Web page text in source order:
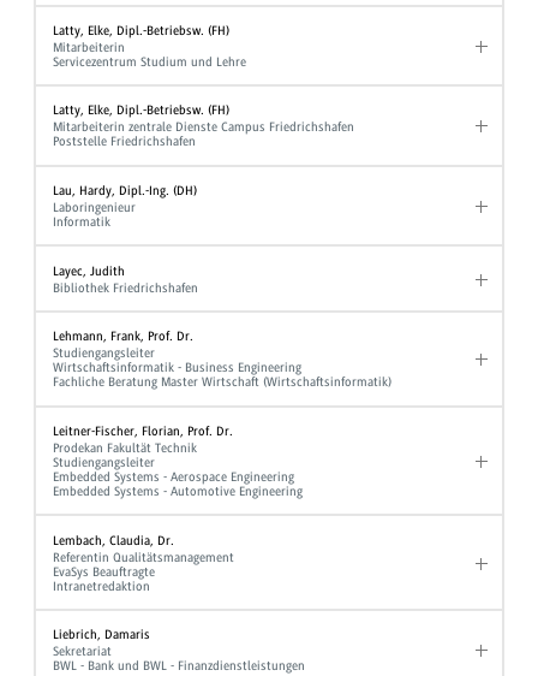
Latty, Elke, Dipl.-Betriebsw. (FH)
Mitarbeiterin
Servicezentrum Studium und Lehre
Latty, Elke, Dipl.-Betriebsw. (FH)
Mitarbeiterin zentrale Dienste Campus Friedrichshafen
Poststelle Friedrichshafen
Lau, Hardy, Dipl.-Ing. (DH)
Laboringenieur
Informatik
Layec, Judith
Bibliothek Friedrichshafen
Lehmann, Frank, Prof. Dr.
Studiengangsleiter
Wirtschaftsinformatik - Business Engineering
Fachliche Beratung Master Wirtschaft (Wirtschaftsinformatik)
Leitner-Fischer, Florian, Prof. Dr.
Prodekan Fakultät Technik
Studiengangsleiter
Embedded Systems - Aerospace Engineering
Embedded Systems - Automotive Engineering
Lembach, Claudia, Dr.
Referentin Qualitätsmanagement
EvaSys Beauftragte
Intranetredaktion
Liebrich, Damaris
Sekretariat
BWL - Bank und BWL - Finanzdienstleistungen